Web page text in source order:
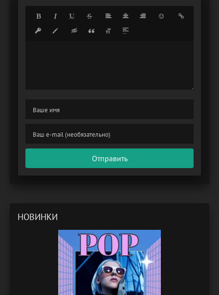
Отправить
НОВИНКИ